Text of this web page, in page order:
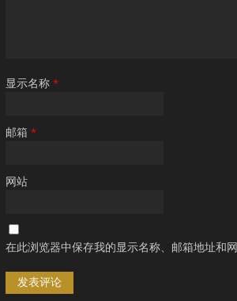
显示名称 *
邮箱 *
网站
在此浏览器中保存我的显示名称、邮箱地址和